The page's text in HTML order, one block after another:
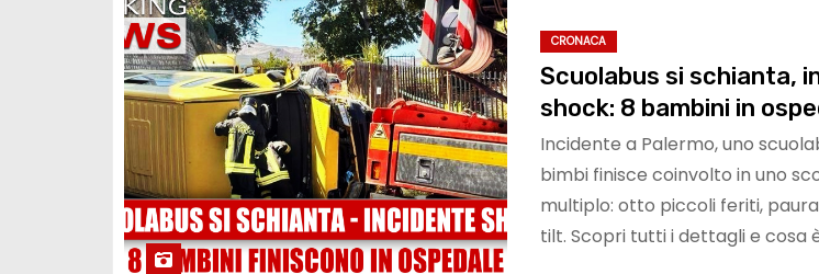
CRONACA
Scuolabus si schianta,
shock: 8 bambini in
Incidente a Palermo, uno
bimbi finisce coinvolto in uno
multiplo: otto piccoli feriti,
tilt. Scopri tutti i dettagli e cosa